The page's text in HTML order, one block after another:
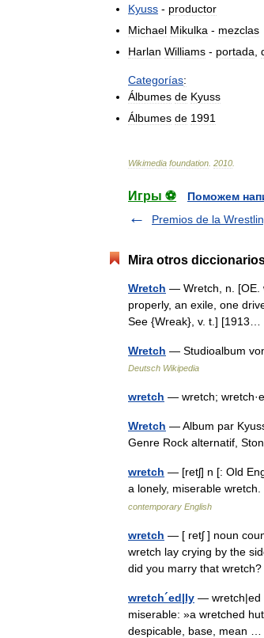
Kyuss - productor
Michael Mikulka - mezclas
Harlan Williams - portada
Categorías:
Álbumes de Kyuss
Álbumes de 1991
Wikimedia foundation 2010
Игры ⚽
Поможем
Premios de la
Mira otros
Wretch — Wretch, n. [OE.
properly, an exile, one
See {Wreak}, v. t.]
Wretch — Studioalbum
Deutsch Wikipedia
wretch — wretch;
Wretch — Album par
Genre Rock alternatif,
wretch — [retʃ] n [: Old
a lonely, miserable
contemporary English
wretch — [ retʃ ] noun
wretch lay crying by the
did you marry that
wretch´ed|ly — wretch|ed
miserable: »a wretched
despicable, base, mean …